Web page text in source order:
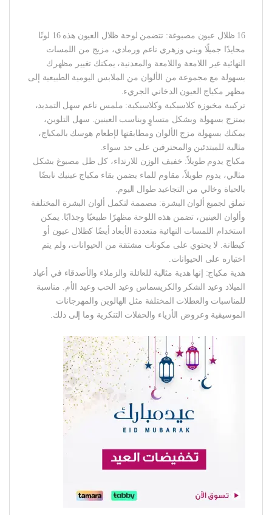
16 ظلال عيون مصبوغة: تتضمن لوحة ظلال العيون هذه 16 لونًا
محايدًا جميلًا وبني وزهري ناعم ورمادي، مزيج من اللمسات
النهائية غير اللامعة واللامعة والمعدنية، يمكنك تغيير مظهرك
بسهولة مع مجموعة من الألوان من الملابس اليومية الطبيعية إلى
مظهر مكياج العيون الدخاني الجريء.
تركيبة مخبوزة كلاسيكية وكلاسيكية: ملمس ناعم سهل التمديد،
يمتزج بسهولة وبشكل متساوٍ ويناسب العينين. سهل التلوين،
يمكنك بسهولة مزج الألوان ومطابقتها لإطعام هوسك بالمكياج،
مثالية للمبتدئين والمحترفين على حد سواء.
مكياج يدوم طويلاً: خفيف الوزن للارتداء، كل ظل مصبوغ بشكل
مثالي، يدوم طويلاً، مقاوم للماء يضمن بقاء مكياج عينيك نابضًا
بالحياة وخالي من التجاعيد طوال اليوم.
تملق لجميع ألوان البشرة: مصممة لتكمل ألوان البشرة المختلفة
وألوان العينين، تضمن هذه اللوحة مظهرًا طبيعيًا وجذابًا. يمكن
استخدام اللمسات النهائية متعددة الأبعاد أيضًا كظلال عيون أو
كبطانة. لا يحتوي على مكونات مشتقة من الحيوانات، ولم يتم
اختباره على الحيوانات.
هدية مكياج: إنها هدية مثالية للعائلة والزملاء والأصدقاء في أعياد
الميلاد وعيد الشكر والكريسماس وعيد الحب وعيد الأم. مناسبة
للمناسبات والعطلات المختلفة مثل الهالوين والمهرجانات
الموسيقية وعروض الأزياء والحفلات التنكرية وما إلى ذلك.